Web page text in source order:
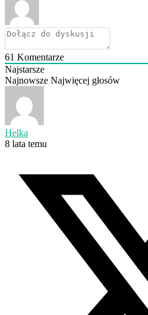
61 Komentarze
Najstarsze
Najnowsze Najwięcej głosów
Helka
8 lata temu